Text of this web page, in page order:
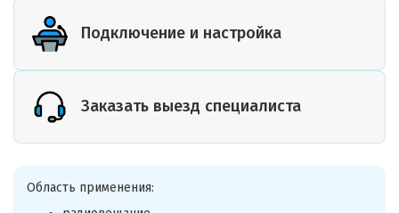
Подключение и настройка
Заказать выезд специалиста
Область применения: